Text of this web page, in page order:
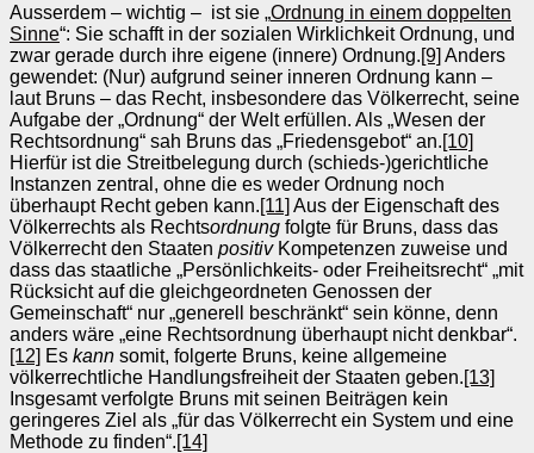
Ausserdem – wichtig – ist sie „Ordnung in einem doppelten
Sinne“: Sie schafft in der sozialen Wirklichkeit Ordnung, und
zwar gerade durch ihre eigene (innere) Ordnung.[9] Anders
gewendet: (Nur) aufgrund seiner inneren Ordnung kann –
laut Bruns – das Recht, insbesondere das Völkerrecht, seine
Aufgabe der „Ordnung“ der Welt erfüllen. Als „Wesen der
Rechtsordnung“ sah Bruns das „Friedensgebot“ an.[10]
Hierfür ist die Streitbelegung durch (schieds-)gerichtliche
Instanzen zentral, ohne die es weder Ordnung noch
überhaupt Recht geben kann.[11] Aus der Eigenschaft des
Völkerrechts als Rechtsordnung folgte für Bruns, dass das
Völkerrecht den Staaten positivKompetenzen zuweise und
dass das staatliche „Persönlichkeits- oder Freiheitsrecht“ „mit
Rücksicht auf die gleichgeordneten Genossen der
Gemeinschaft“ nur „generell beschränkt“ sein könne, denn
anders wäre „eine Rechtsordnung überhaupt nicht denkbar“.
[12] Es kann somit, folgerte Bruns, keine allgemeine
völkerrechtliche Handlungsfreiheit der Staaten geben.[13]
Insgesamt verfolgte Bruns mit seinen Beiträgen kein
geringeres Ziel als „für das Völkerrecht ein System und eine
Methode zu finden“.[14]